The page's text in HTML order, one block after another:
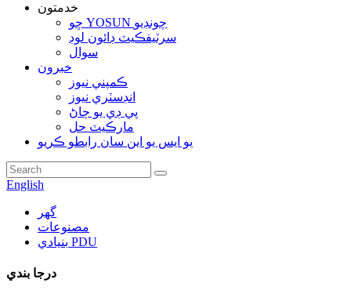
خدمتون
ڇو YOSUN چونڊيو
سرٽيفڪيٽ ڊائون لوڊ
سوال
خبرون
ڪمپني نيوز
انڊسٽري نيوز
پي ڊي يو ڄاڻ
مارڪيٽ حل
يو ايس يو اين سان رابطو ڪريو
English
گھر
مصنوعات
بنيادي PDU
درجا بندي